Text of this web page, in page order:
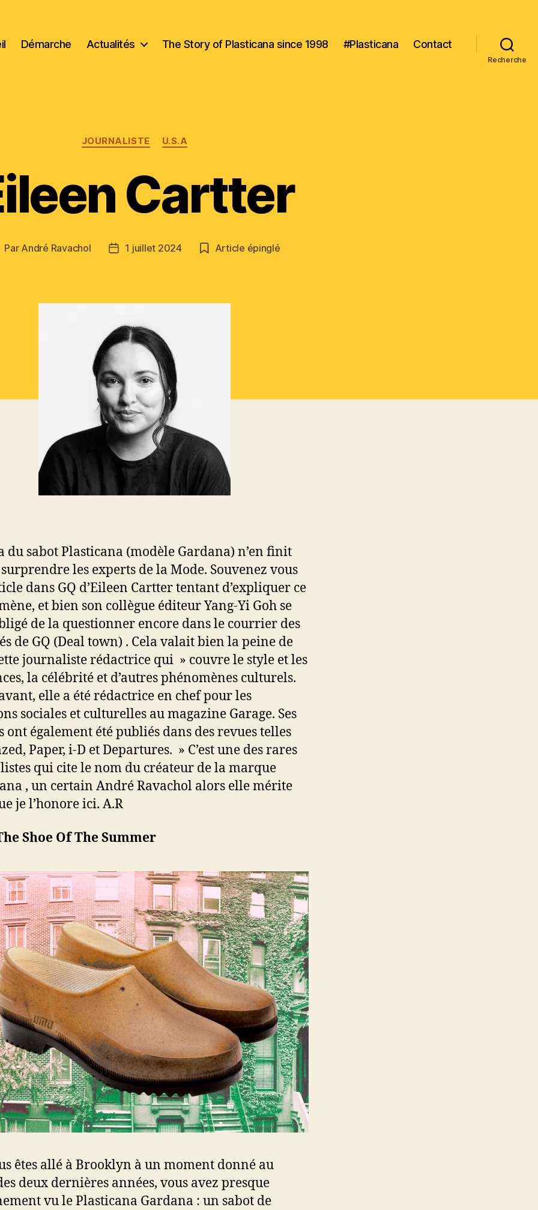
Démarche Actualités The Story of Plasticana since 1998 #Plasticana Contact
Recherche
Catégories
JOURNALISTE U.S.A
Cartter
Par André Ravachol
Date1 juillet 2024 Article épinglé
du sabot Plasticana (modèle Gardana) n’en finit
les experts de la Mode. Souvenez vous
dans GQ d’Eileen Cartter tentant d’expliquer ce
et bien son collègue éditeur Yang-Yi Goh se
de la questionner encore dans le courrier des
de GQ (Deal town) . Cela valait bien la peine de
journaliste rédactrice qui » couvre le style et les
la célébrité et d’autres phénomènes culturels.
elle a été rédactrice en chef pour les
sociales et culturelles au magazine Garage. Ses
ont également été publiés dans des revues telles
Paper, i-D et Departures. » C’est une des rares
qui cite le nom du créateur de la marque
, un certain André Ravachol alors elle mérite
je l’honore ici. A.R
Shoe Of The Summer
êtes allé à Brooklyn à un moment donné au
deux dernières années, vous avez presque
vu le Plasticana Gardana : un sabot de